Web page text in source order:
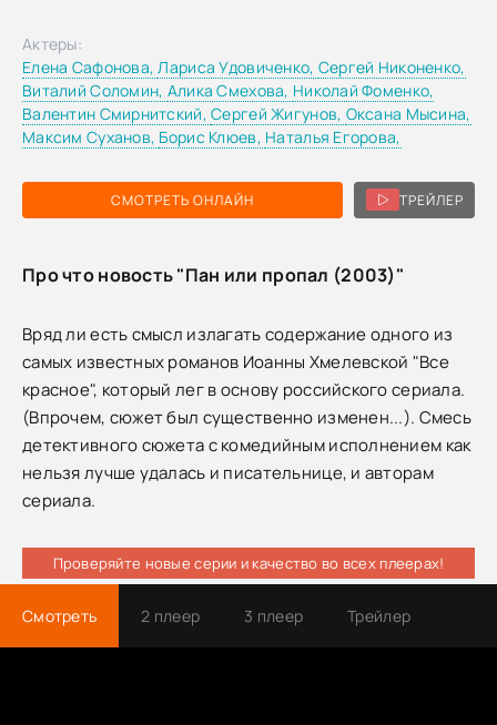
СМОТРЕТЬ ОНЛАЙН ТРЕЙЛЕР
Актеры:
Елена Сафонова,Лариса Удовиченко, Сергей Никоненко,
Виталий Соломин, Алика Смехова, Николай Фоменко,
Валентин Смирнитский,Сергей Жигунов, Оксана Мысина,
Максим Суханов, Борис Клюев, Наталья Егорова,
Про что новость "Пан или пропал (2003)"
Вряд ли есть смысл излагать содержание одного из
самых известных романов Иоанны Хмелевской "Все
красное", который лег в основу российского сериала.
(Впрочем, сюжет был существенно изменен...). Смесь
детективного сюжета с комедийным исполнением как
нельзя лучше удалась и писательнице, и авторам
сериала.
Проверяйте новые серии и качество во всех плеерах!
Смотреть 2 плеер 3 плеер Трейлер